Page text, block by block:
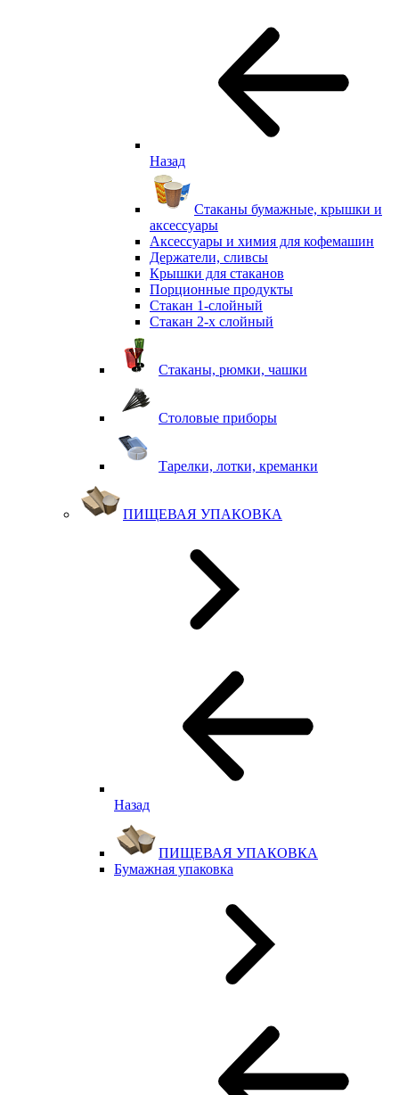
Назад
Стаканы бумажные, крышки и
аксессуары
Аксессуары и химия для кофемашин
Держатели, сливсы
Крышки для стаканов
Порционные продукты
Стакан 1-слойный
Стакан 2-х слойный
Стаканы, рюмки, чашки
Столовые приборы
Тарелки, лотки, креманки
ПИЩЕВАЯ УПАКОВКА
Назад
ПИЩЕВАЯ УПАКОВКА
Бумажная упаковка